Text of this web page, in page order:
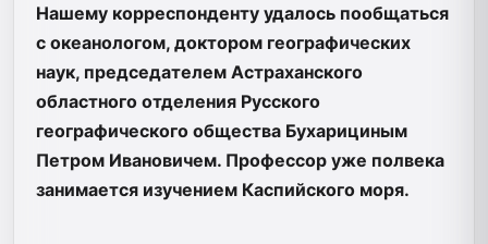
Нашему корреспонденту удалось пообщаться
с океанологом, доктором географических
наук, председателем Астраханского
областного отделения Русского
географического общества Бухарициным
Петром Ивановичем. Профессор уже полвека
занимается изучением Каспийского моря.